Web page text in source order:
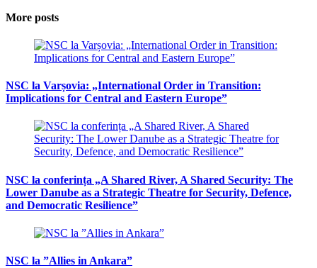
More posts
NSC la Varșovia: „International Order in Transition:
Implications for Central and Eastern Europe”
NSC la conferința „A Shared River, A Shared Security: The
Lower Danube as a Strategic Theatre for Security, Defence,
and Democratic Resilience”
NSC la ”Allies in Ankara”